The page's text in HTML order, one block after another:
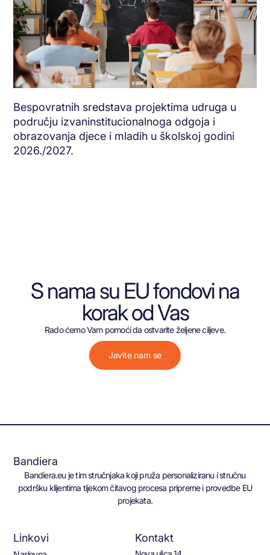
Bespovratnih sredstava projektima udruga u
području izvaninstitucionalnoga odgoja i
obrazovanja djece i mladih u školskoj godini
2026./2027.
S nama su EU fondovi na
korak od Vas
Rado ćemo Vam pomoći da ostvarite željene ciljeve.
Javite nam se
Bandiera
Bandiera.eu je tim stručnjaka koji pruža personaliziranu i stručnu
podršku klijentima tijekom čitavog procesa pripreme i provedbe EU
projekata.
Linkovi Kontakt